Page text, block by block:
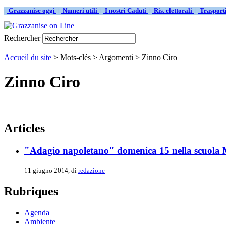
| Grazzanise oggi | Numeri utili | I nostri Caduti | Ris. elettorali |
Rechercher
Accueil du site > Mots-clés > Argomenti > Zinno Ciro
Zinno Ciro
Articles
"Adagio napoletano" domenica 15 nella scuola
11 giugno 2014, di redazione
Rubriques
Agenda
Ambiente